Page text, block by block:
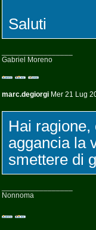
Saluti
Gabriel Moreno
marc.degiorgi Mer 21 Lug
Hai ragione,
aggancia la
smettere di
Nonnoma